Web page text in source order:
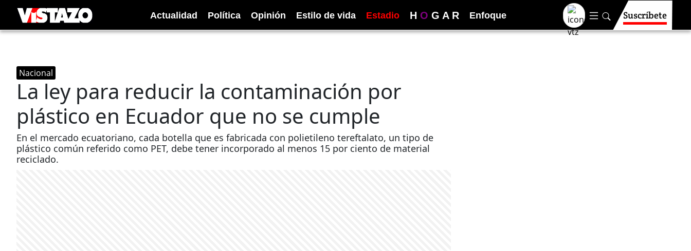
Actualidad Política Opinión Estilo de vida Estadio H O G A R Enfoque Suscríbete
Nacional
La ley para reducir la contaminación por
plástico en Ecuador que no se cumple
En el mercado ecuatoriano, cada botella que es fabricada con polietileno tereftalato, un tipo de
plástico común referido como PET, debe tener incorporado al menos 15 por ciento de material
reciclado.